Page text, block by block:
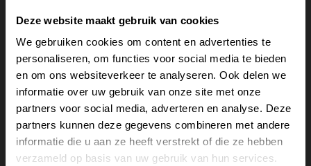
Deze website maakt gebruik van cookies
We gebruiken cookies om content en advertenties te
personaliseren, om functies voor social media te bieden
en om ons websiteverkeer te analyseren. Ook delen we
informatie over uw gebruik van onze site met onze
partners voor social media, adverteren en analyse. Deze
partners kunnen deze gegevens combineren met andere
informatie die u aan ze heeft verstrekt of die ze hebben
verzameld op basis van uw gebruik van hun services.
Bel of mail ons voor gratis advies of kom
langs in 1 van onze winkels.
Gratis verzending?
Laat je e-mail achter.
Meld je aan voor onze nieuwsbrief en
ontvang direct een gratis verzending